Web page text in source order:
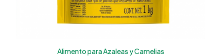
Alimento para Azaleas y Camelias